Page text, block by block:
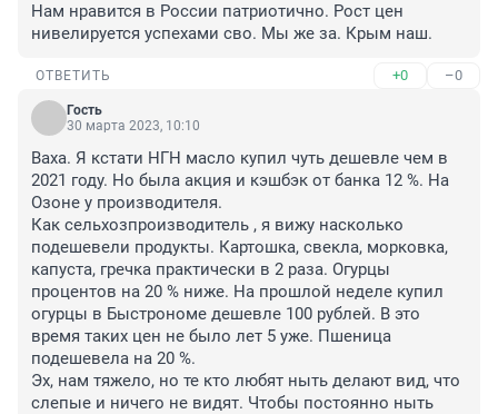
Нам нравится в России патриотично. Рост цен
нивелируется успехами сво. Мы же за. Крым наш.
ОТВЕТИТЬ +0 –0
Гость
30 марта 2023, 10:10
Ваха. Я кстати НГН масло купил чуть дешевле чем в
2021 году. Но была акция и кэшбэк от банка 12 %. На
Озоне у производителя.
Как сельхозпроизводитель , я вижу насколько
подешевели продукты. Картошка, свекла, морковка,
капуста, гречка практически в 2 раза. Огурцы
процентов на 20 % ниже. На прошлой неделе купил
огурцы в Быстрономе дешевле 100 рублей. В это
время таких цен не было лет 5 уже. Пшеница
подешевела на 20 %.
Эх, нам тяжело, но те кто любят ныть делают вид, что
слепые и ничего не видят. Чтобы постоянно ныть